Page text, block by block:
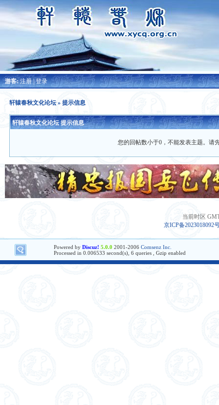
游客:注册|登录
轩辕春秋文化论坛» 提示信息
轩辕春秋文化论坛 提示信息
您的回帖数小于0，不能发表主题。请
当前时区
京ICP备2023018092
Powered by Discuz! 5.0.0 2001-2006 Comsenz Inc.
Processed in 0.006533 second(s), 6 queries , Gzip enabled